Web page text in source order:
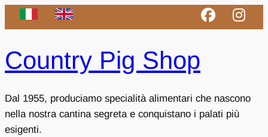
Country Pig Shop
Dal 1955, produciamo specialità alimentari che nascono
nella nostra cantina segreta e conquistano i palati più
esigenti.